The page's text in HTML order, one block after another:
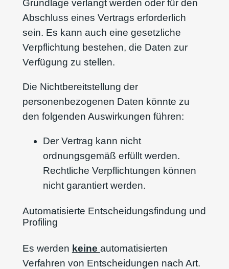
Grundlage verlangt werden oder für den
Abschluss eines Vertrags erforderlich
sein. Es kann auch eine gesetzliche
Verpflichtung bestehen, die Daten zur
Verfügung zu stellen.
Die Nichtbereitstellung der
personenbezogenen Daten könnte zu
den folgenden Auswirkungen führen:
Der Vertrag kann nicht
ordnungsgemäß erfüllt werden.
Rechtliche Verpflichtungen können
nicht garantiert werden.
Automatisierte Entscheidungsfindung und
Profiling
Es werden keine automatisierten
Verfahren von Entscheidungen nach Art.